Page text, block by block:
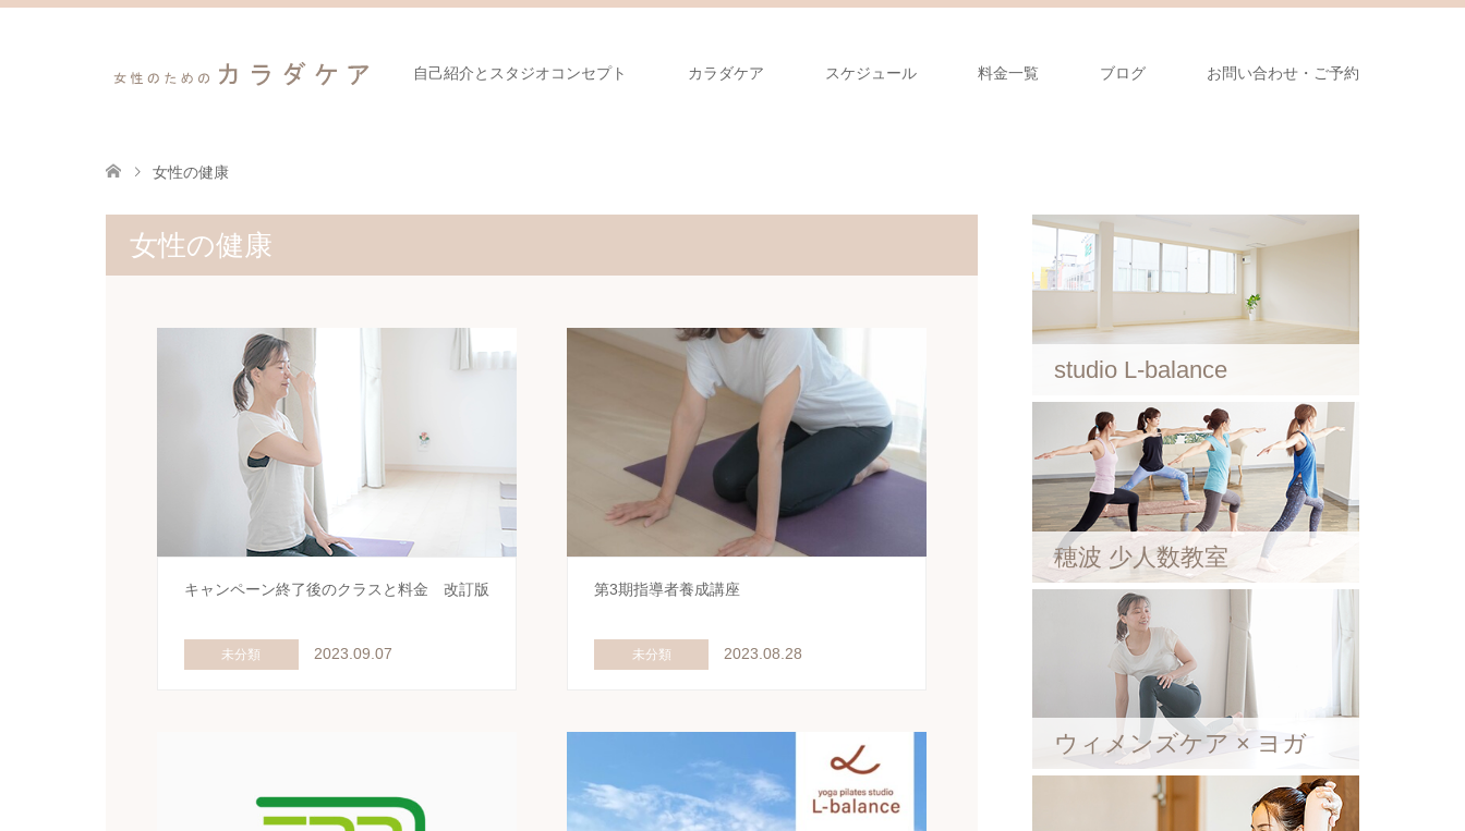
自己紹介とスタジオコンセプト カラダケア スケジュール 料金一覧 ブログ お問い合わせ・ご予約
女性の健康
女性の健康
キャンペーン終了後のクラスと料金 改訂版
未分類 2023.09.07
第3期指導者養成講座
未分類 2023.08.28
studio L-balance
穂波 少人数教室
ウィメンズケア × ヨガ